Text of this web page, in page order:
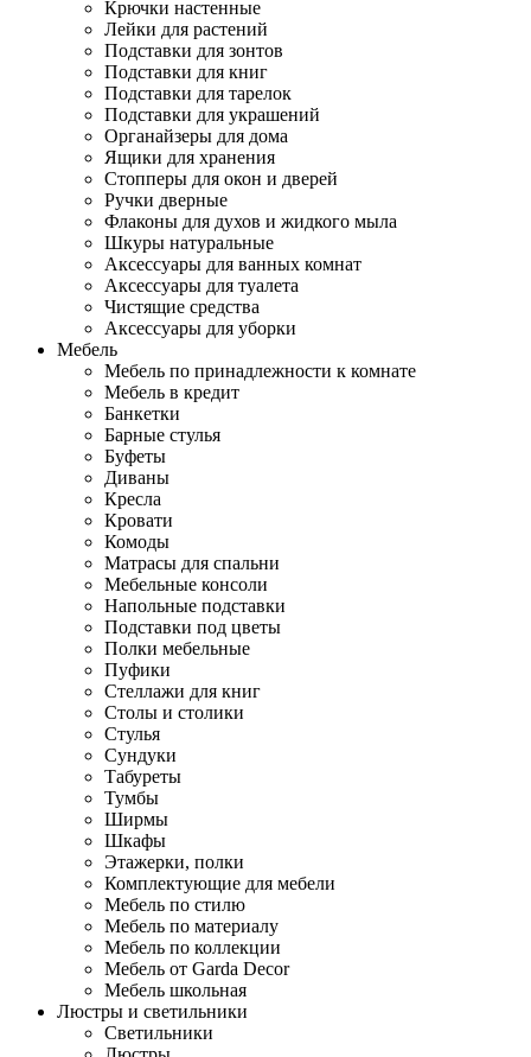
Крючки настенные
Лейки для растений
Подставки для зонтов
Подставки для книг
Подставки для тарелок
Подставки для украшений
Органайзеры для дома
Ящики для хранения
Стопперы для окон и дверей
Ручки дверные
Флаконы для духов и жидкого мыла
Шкуры натуральные
Аксессуары для ванных комнат
Аксессуары для туалета
Чистящие средства
Аксессуары для уборки
Мебель
Мебель по принадлежности к комнате
Мебель в кредит
Банкетки
Барные стулья
Буфеты
Диваны
Кресла
Кровати
Комоды
Матрасы для спальни
Мебельные консоли
Напольные подставки
Подставки под цветы
Полки мебельные
Пуфики
Стеллажи для книг
Столы и столики
Стулья
Сундуки
Табуреты
Тумбы
Ширмы
Шкафы
Этажерки, полки
Комплектующие для мебели
Мебель по стилю
Мебель по материалу
Мебель по коллекции
Мебель от Garda Decor
Мебель школьная
Люстры и светильники
Светильники